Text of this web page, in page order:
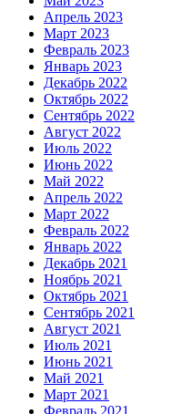
Апрель 2023
Март 2023
Февраль 2023
Январь 2023
Декабрь 2022
Октябрь 2022
Сентябрь 2022
Август 2022
Июль 2022
Июнь 2022
Май 2022
Апрель 2022
Март 2022
Февраль 2022
Январь 2022
Декабрь 2021
Ноябрь 2021
Октябрь 2021
Сентябрь 2021
Август 2021
Июль 2021
Июнь 2021
Май 2021
Март 2021